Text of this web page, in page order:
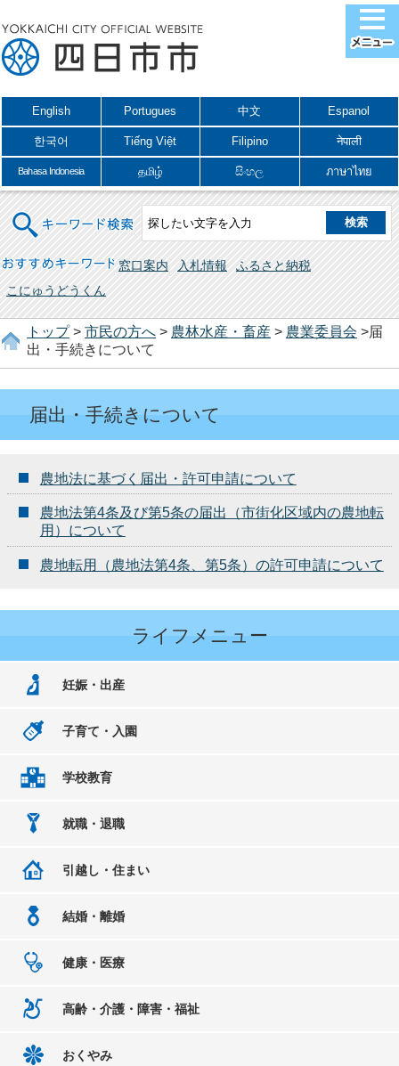
English Portugues 中文 Espanol
한국어 Tiếng Việt Filipino नेपाली
Bahasa Indonesia தமிழ் සිංහල ภาษาไทย
キーワード検索
おすすめキーワード 窓口案内 入札情報
ふるさと納税
こにゅうどうくん
トップ> 市民の方へ > 農林水産・畜産 > 農業委員会 >届
出・手続きについて
届出・手続きについて
農地法に基づく届出・許可申請について
農地法第4条及び第5条の届出（市街化区域内の農地転
用）について
農地転用（農地法第4条、第5条）の許可申請について
ライフメニュー
妊娠・出産
子育て・入園
学校教育
就職・退職
引越し・住まい
結婚・離婚
健康・医療
高齢・介護・障害・福祉
おくやみ